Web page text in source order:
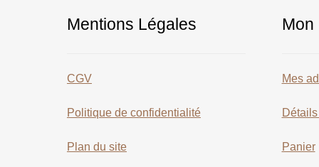
Mentions Légales
CGV
Politique de confidentialité
Plan du site
Mon
Mes
Panier